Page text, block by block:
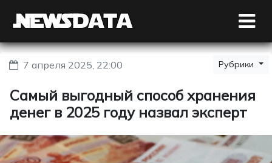
7 апреля 2025, 22:00 Рубрики
Самый выгодный способ хранения
денег в 2025 году назвал эксперт